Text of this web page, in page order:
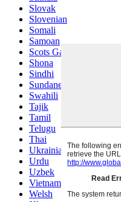
Slovak
Slovenian
Somali
Samoan
Scots Gaelic
Shona
Sindhi
Sundanese
Swahili
Tajik
Tamil
Telugu
Thai
Ukrainian
Urdu
Uzbek
Vietnamese
Welsh